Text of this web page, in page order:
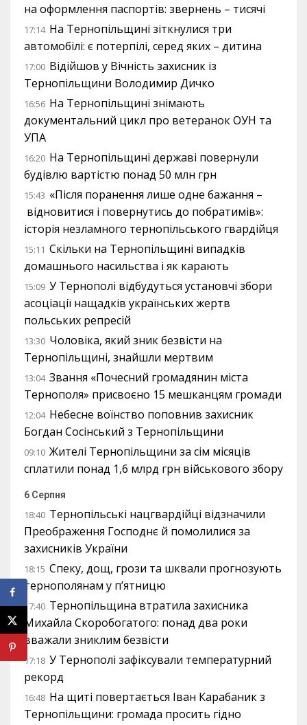
на оформлення паспортів: звернень – тисячі
17:14 На Тернопільщині зіткнулися три
автомобілі: є потерпілі, серед яких – дитина
17:00 Відійшов у Вічність захисник із
Тернопільщини Володимир Дичко
16:56 На Тернопільщині знімають
документальний цикл про ветеранок ОУН та
УПА
16:20 На Тернопільщині державі повернули
будівлю вартістю понад 50 млн грн
15:43 «Після поранення лише одне бажання –
відновитися і повернутись до побратимів»:
історія незламного тернопільського гвардійця
15:11 Скільки на Тернопільщині випадків
домашнього насильства і як карають
15:09 У Тернополі відбудуться установчі збори
асоціації нащадків українських жертв
польських репресій
13:30 Чоловіка, який зник безвісти на
Тернопільщині, знайшли мертвим
13:04 Звання «Почесний громадянин міста
Тернополя» присвоєно 15 мешканцям громади
12:04 Небесне воїнство поповнив захисник
Богдан Сосінський з Тернопільщини
09:10 Жителі Тернопільщини за сім місяців
сплатили понад 1,6 млрд грн військового збору
6 Серпня
18:40 Тернопільські нацгвардійці відзначили
Преображення Господнє й помолилися за
захисників України
18:15 Спеку, дощ, грози та шквали прогнозують
тернополянам у п’ятницю
17:40 Тернопільщина втратила захисника
Михайла Скоробогатого: понад два роки
вважали зниклим безвісти
17:18 У Тернополі зафіксували температурний
рекорд
16:48 На щиті повертається Іван Карабаник з
Тернопільщини: громада просить гідно